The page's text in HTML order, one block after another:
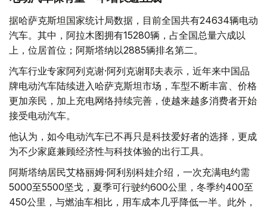
据哈萨克斯坦国家统计局数据，目前全国共有24634辆电动
汽车。其中，阿拉木图拥有15280辆，占全国总量六成以
上，位居首位；阿斯塔纳以2885辆排名第二。
汽车行业专家阿列克谢·阿列克谢耶夫表示，近年来中国品
牌电动汽车陆续进入哈萨克斯坦市场，车型不断丰富、价格
更加亲民，加上充电网络持续完善，使越来越多消费者开始
接受电动汽车。
他认为，如今电动汽车已不再只是科技爱好者的选择，更成
为不少家庭兼顾经济性与科技体验的出行工具。
阿斯塔纳居民艾格丽姆·阿利别科娃介绍，一次充满电约需
5000至5500坚戈，夏季可行驶约600公里，冬季约400至
450公里，与燃油车相比，用车成本几乎降低一半。此外，